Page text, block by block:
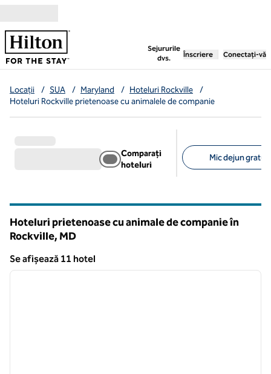
Sejururile
dvs.
, deschide o filă nouă
Înscriere Conectați-vă
Locații / SUA / Maryland / Hoteluri Rockville
/
Hoteluri Rockville prietenoase cu animalele de companie
Comparați
hoteluri
Mic dejun gratuit
Hoteluri prietenoase cu animale de companie în
Rockville, MD
Se afișează 11 hotel
Se afișează 11 hotel
1 din 12